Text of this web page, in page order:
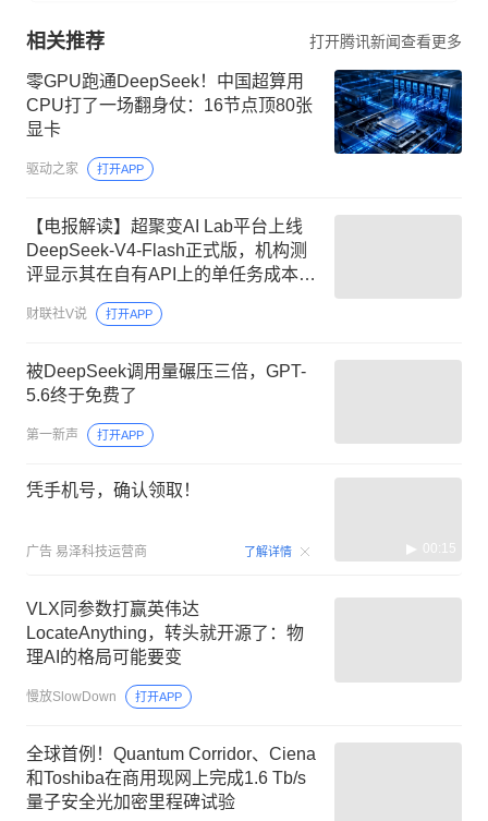
相关推荐 打开腾讯新闻查看更多
零GPU跑通DeepSeek！中国超算用
CPU打了一场翻身仗：16节点顶80张
显卡
驱动之家 打开APP
【电报解读】超聚变AI Lab平台上线
DeepSeek-V4-Flash正式版，机构测
评显示其在自有API上的单任务成本比
GPT-5.6 Luna低60%，这家公司正推
进DeepSeek的商业价值落地
财联社V说 打开APP
被DeepSeek调用量碾压三倍，GPT-
5.6终于免费了
第一新声 打开APP
凭手机号，确认领取！
广告 易泽科技运营商 了解详情 00:15
VLX同参数打赢英伟达
LocateAnything，转头就开源了：物
理AI的格局可能要变
慢放SlowDown 打开APP
全球首例！Quantum Corridor、Ciena
和Toshiba在商用现网上完成1.6 Tb/s
量子安全光加密里程碑试验